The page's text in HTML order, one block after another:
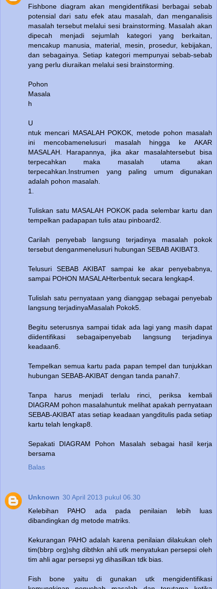
Fishbone diagram akan mengidentifikasi berbagai sebab
potensial dari satu efek atau masalah, dan menganalisis
masalah tersebut melalui sesi brainstorming. Masalah akan
dipecah menjadi sejumlah kategori yang berkaitan,
mencakup manusia, material, mesin, prosedur, kebijakan,
dan sebagainya. Setiap kategori mempunyai sebab-sebab
yang perlu diuraikan melalui sesi brainstorming.
Pohon
Masala
h
U
ntuk mencari MASALAH POKOK, metode pohon masalah
ini mencobamenelusuri masalah hingga ke AKAR
MASALAH. Harapannya, jika akar masalahtersebut bisa
terpecahkan maka masalah utama akan
terpecahkan.Instrumen yang paling umum digunakan
adalah pohon masalah.
1.
Tuliskan satu MASALAH POKOK pada selembar kartu dan
tempelkan padapapan tulis atau pinboard2.
Carilah penyebab langsung terjadinya masalah pokok
tersebut denganmenelusuri hubungan SEBAB AKIBAT3.
Telusuri SEBAB AKIBAT sampai ke akar penyebabnya,
sampai POHON MASALAHterbentuk secara lengkap4.
Tulislah satu pernyataan yang dianggap sebagai penyebab
langsung terjadinyaMasalah Pokok5.
Begitu seterusnya sampai tidak ada lagi yang masih dapat
diidentifikasi sebagaipenyebab langsung terjadinya
keadaan6.
Tempelkan semua kartu pada papan tempel dan tunjukkan
hubungan SEBAB-AKIBAT dengan tanda panah7.
Tanpa harus menjadi terlalu rinci, periksa kembali
DIAGRAM pohon masalahuntuk melihat apakah pernyataan
SEBAB-AKIBAT atas setiap keadaan yangditulis pada setiap
kartu telah lengkap8.
Sepakati DIAGRAM Pohon Masalah sebagai hasil kerja
bersama
Balas
Unknown 30 April 2013 pukul 06.30
Kelebihan PAHO ada pada penilaian lebih luas
dibandingkan dg metode matriks.
Kekurangan PAHO adalah karena penilaian dilakukan oleh
tim(bbrp org)shg dibthkn ahli utk menyatukan persepsi oleh
tim ahli agar persepsi yg dihasilkan tdk bias.
Fish bone yaitu di gunakan utk mengidentifikasi